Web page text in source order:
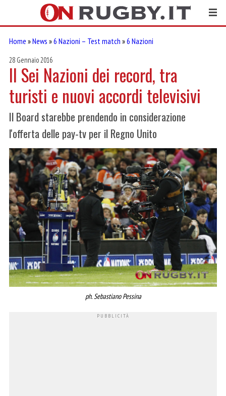
Home »News »6 Nazioni – Test match »6 Nazioni
28 Gennaio 2016
Il Sei Nazioni dei record, tra
turisti e nuovi accordi televisivi
Il Board starebbe prendendo in considerazione
l'offerta delle pay-tv per il Regno Unito
ph. Sebastiano Pessina